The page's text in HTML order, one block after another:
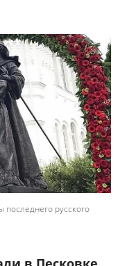
последнего русского